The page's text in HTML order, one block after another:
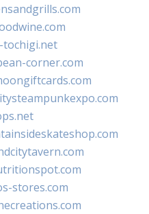
corner.com
stores.com